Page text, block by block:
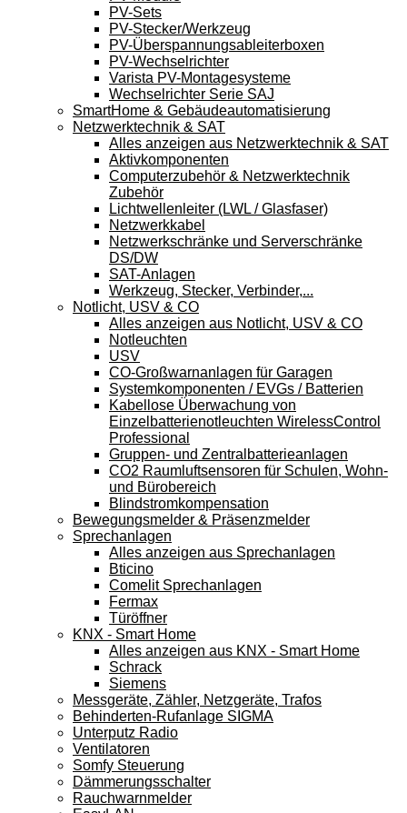
PV-Sets
PV-Stecker/Werkzeug
PV-Überspannungsableiterboxen
PV-Wechselrichter
Varista PV-Montagesysteme
Wechselrichter Serie SAJ
SmartHome & Gebäudeautomatisierung
Netzwerktechnik & SAT
Alles anzeigen aus Netzwerktechnik & SAT
Aktivkomponenten
Computerzubehör & Netzwerktechnik
Zubehör
Lichtwellenleiter (LWL / Glasfaser)
Netzwerkkabel
Netzwerkschränke und Serverschränke
DS/DW
SAT-Anlagen
Werkzeug, Stecker, Verbinder,...
Notlicht, USV & CO
Alles anzeigen aus Notlicht, USV & CO
Notleuchten
USV
CO-Großwarnanlagen für Garagen
Systemkomponenten / EVGs / Batterien
Kabellose Überwachung von
Einzelbatterienotleuchten WirelessControl
Professional
Gruppen- und Zentralbatterieanlagen
CO2 Raumluftsensoren für Schulen, Wohn-
und Bürobereich
Blindstromkompensation
Bewegungsmelder & Präsenzmelder
Sprechanlagen
Alles anzeigen aus Sprechanlagen
Bticino
Comelit Sprechanlagen
Fermax
Türöffner
KNX - Smart Home
Alles anzeigen aus KNX - Smart Home
Schrack
Siemens
Messgeräte, Zähler, Netzgeräte, Trafos
Behinderten-Rufanlage SIGMA
Unterputz Radio
Ventilatoren
Somfy Steuerung
Dämmerungsschalter
Rauchwarnmelder